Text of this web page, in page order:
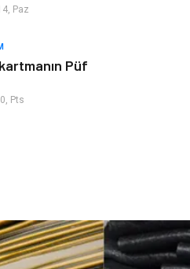
beslenme
Paz
Püf
Pts